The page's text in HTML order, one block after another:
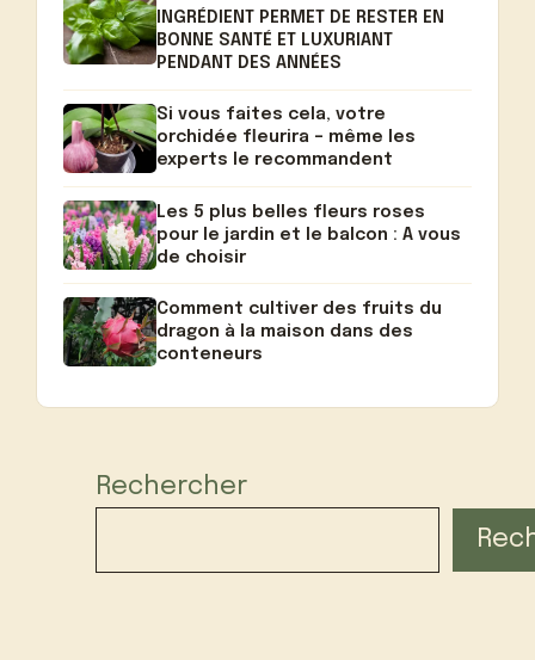
INGRÉDIENT PERMET DE RESTER EN
BONNE SANTÉ ET LUXURIANT
PENDANT DES ANNÉES
Si vous faites cela, votre
orchidée fleurira – même les
experts le recommandent
Les 5 plus belles fleurs roses
pour le jardin et le balcon : A vous
de choisir
Comment cultiver des fruits du
dragon à la maison dans des
conteneurs
Rechercher